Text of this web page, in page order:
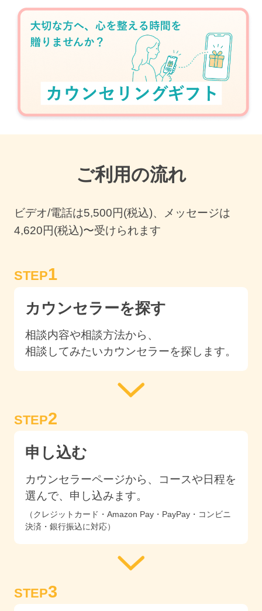
ご利用の流れ
ビデオ/電話は5,500円(税込)、メッセージは
4,620円(税込)〜受けられます
STEP1
カウンセラーを探す
相談内容や相談方法から、
相談してみたいカウンセラーを探します。
STEP2
申し込む
カウンセラーページから、コースや日程を
選んで、申し込みます。
（クレジットカード・Amazon Pay・PayPay・コンビニ
決済・銀行振込に対応）
STEP3